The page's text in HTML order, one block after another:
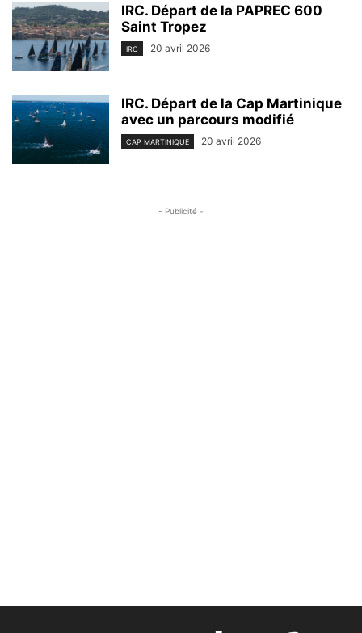
IRC. Départ de la PAPREC 600
Saint Tropez
IRC 20 avril 2026
IRC. Départ de la Cap Martinique
avec un parcours modifié
CAP MARTINIQUE 20 avril 2026
- Publicité -